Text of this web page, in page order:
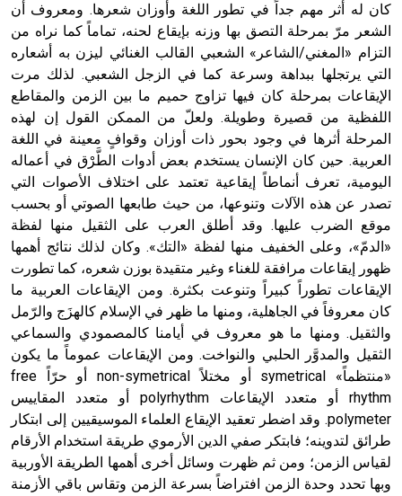
كان له أثر مهم جداً في تطور اللغة وأوزان شعرها. ومعروف أن
الشعر مرّ بمرحلة التصق بها وزنه بإيقاع لحنه، تماماً كما نراه من
التزام «المغني/الشاعر» الشعبي القالب الغنائي ليزن به أشعاره
التي يرتجلها ببداهة وسرعة كما في الزجل الشعبي. لذلك مرت
الإيقاعات بمرحلة كان فيها تزاوج حميم ما بين الزمن والمقاطع
اللفظية من قصيرة وطويلة. ولعلّ من الممكن القول إن لهذه
المرحلة أثرها في وجود بحور ذات أوزان وقوافٍ معينة في اللغة
العربية. حين كان الإنسان يستخدم بعض أدوات الطَّرْق في أعماله
اليومية، تعرف أنماطاً إيقاعية تعتمد على اختلاف الأصوات التي
تصدر عن هذه الآلات وتنوعها، من حيث طابعها الصوتي أو بحسب
موقع الضرب عليها. وقد أطلق العرب على الثقيل منها لفظة
«الدمّ»، وعلى الخفيف منها لفظة «التك». وكان لذلك نتائج أهمها
ظهور إيقاعات مرافقة للغناء وغير متقيدة بوزن شعره، كما تطورت
الإيقاعات تطوراً كبيراً وتنوعت بكثرة. ومن الإيقاعات العربية ما
كان معروفاً في الجاهلية، ومنها ما ظهر في الإسلام كالهزَج والرّمل
والثقيل. ومنها ما هو معروف في أيامنا كالمصمودي والسماعي
الثقيل والمدوَّر الحلبي والنواخت. ومن الإيقاعات عموماً ما يكون
«منتظماً» symetrical أو مختلاً non-symetrical أو حرّاً free
rhythm أو متعدد الإيقاعات polyrhythm أو متعدد المقاييس
polymeter. وقد اضطر تعقيد الإيقاع العلماء الموسيقيين إلى ابتكار
طرائق لتدوينه؛ فابتكر صفي الدين الأرموي طريقة استخدام الأرقام
لقياس الزمن؛ ومن ثم ظهرت وسائل أخرى أهمها الطريقة الأوربية
وبها تحدد وحدة الزمن افتراضاً بسرعة الزمن وتقاس باقي الأزمنة